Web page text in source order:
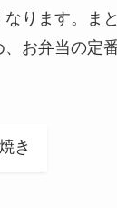
なります。ま
お弁当の定
き